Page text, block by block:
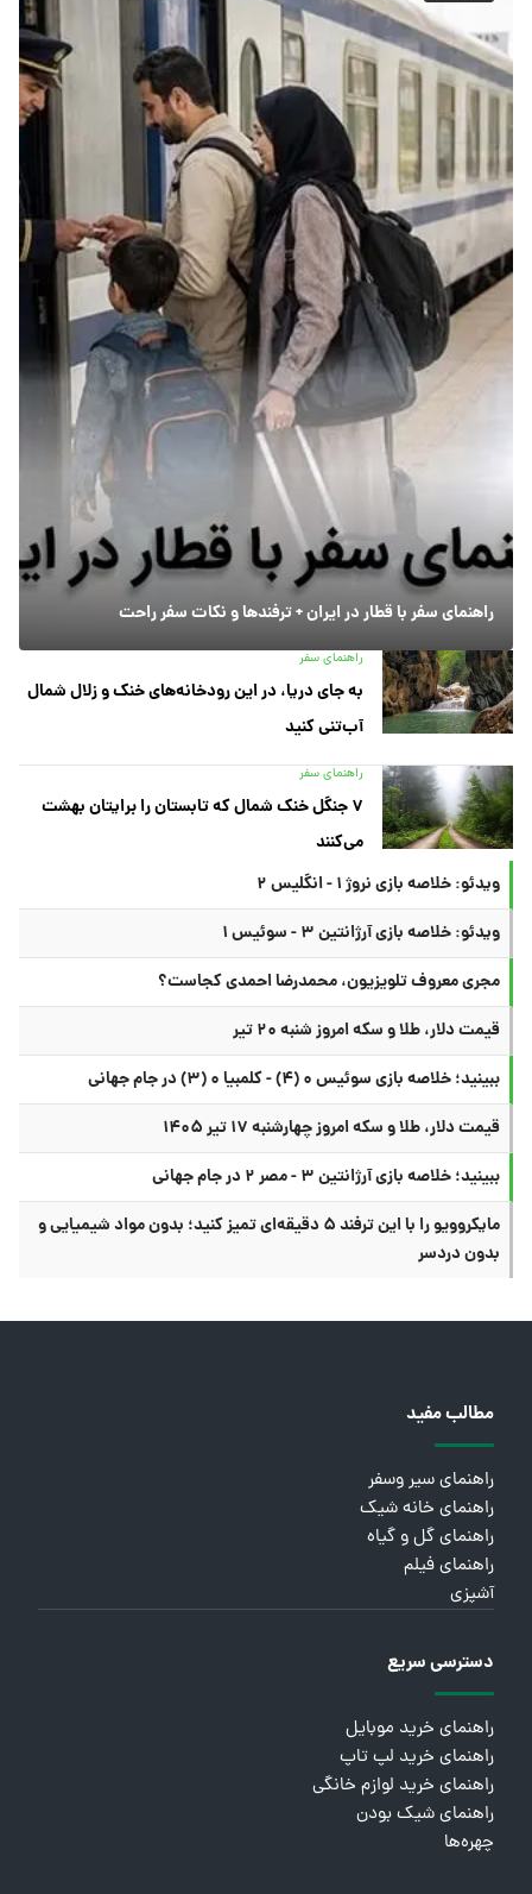
راهنمای سفر با قطار در ایران + ترفندها و نکات سفر راحت
راهنمای سفر
به جای دریا، در این رودخانه‌های خنک و زلال شمال
آب‌تنی کنید
راهنمای سفر
۷ جنگل خنک شمال که تابستان را برایتان بهشت
می‌کنند
ویدئو: خلاصه بازی نروژ ۱ - انگلیس ۲
ویدئو: خلاصه بازی آرژانتین ۳ - سوئیس ۱
مجری معروف تلویزیون، محمدرضا احمدی کجاست؟
قیمت دلار، طلا و سکه امروز شنبه ۲۰ تیر
ببینید؛ خلاصه بازی سوئیس ۰ (۴) - کلمبیا ۰ (۳) در جام جهانی
قیمت دلار، طلا و سکه امروز چهارشنبه ۱۷ تیر ۱۴۰۵
ببینید؛ خلاصه بازی آرژانتین ۳ - مصر ۲ در جام جهانی
مایکروویو را با این ترفند ۵ دقیقه‌ای تمیز کنید؛ بدون مواد شیمیایی و
بدون دردسر
مطالب مفید
راهنمای سیر وسفر
راهنمای خانه شیک
راهنمای گل و گیاه
راهنمای فیلم
آشپزی
دسترسی سریع
راهنمای خرید موبایل
راهنمای خرید لپ تاپ
راهنمای خرید لوازم خانگی
راهنمای شیک بودن
چهره‌ها